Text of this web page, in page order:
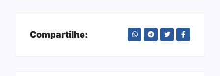
Compartilhe: